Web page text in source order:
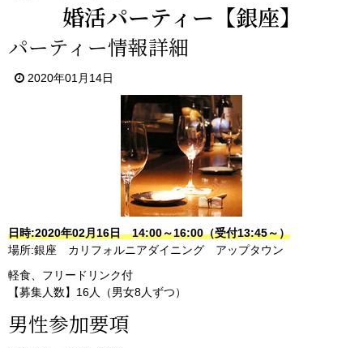
婚活パーティー【銀座】
パーティー情報詳細
2020年01月14日
日時:2020年02月16日 14:00～16:00（受付13:45～）
場所:銀座 カリフォルニアダイニング アップタウン
軽食、フリードリンク付
【募集人数】16人（男女8人ずつ）
男性参加要項